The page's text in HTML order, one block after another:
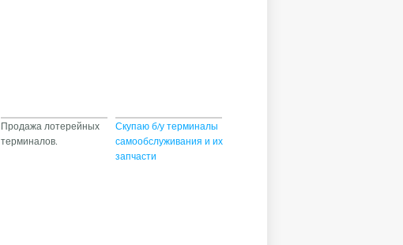
Продажа лотерейных
терминалов.
Скупаю б/у терминалы
самообслуживания и их
запчасти